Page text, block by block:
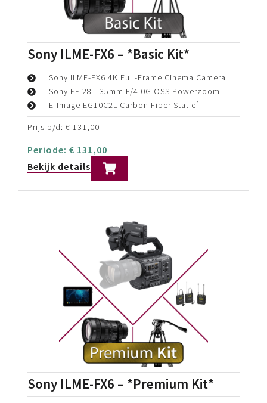
4K Full-Frame 10.2MP CMOS Exmor R Sensor
DCI 4K60p | UHD 4K120 | 1080p240
15+ Stops of Dynamic Range in S-Log 3 EI
Prijs p/d: €115,00
Periode: € 115,00
Bekijk details
Sony ILME-FX6 – *Basic Kit*
Sony ILME-FX6 4K Full-Frame Cinema Camera
Sony FE 28-135mm F/4.0G OSS Powerzoom
E-Image EG10C2L Carbon Fiber Statief
Prijs p/d: € 131,00